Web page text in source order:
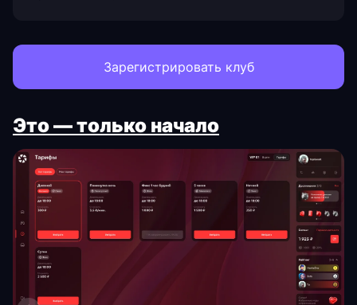
Зарегистрировать клуб
Это — только начало